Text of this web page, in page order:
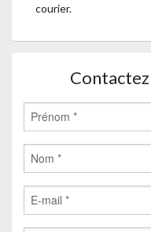
courier.
Contactez